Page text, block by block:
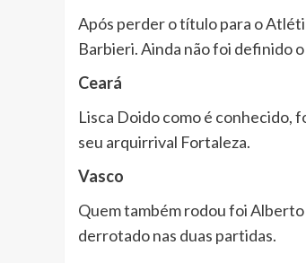
Após perder o título para o
Barbieri. Ainda não foi definido
Ceará
Lisca Doido como é conhecido,
seu arquirrival Fortaleza.
Vasco
Quem também rodou foi
derrotado nas duas partidas.